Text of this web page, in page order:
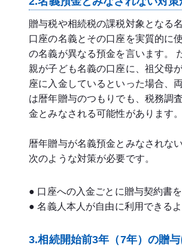
贈与税や相続税の課税対象となる
口座の名義とその口座を実質的に
の名義が異なる預金を言います。
親が子ども名義の口座に、祖父母
座に入金しているといった場合、
は暦年贈与のつもりでも、税務調
金とみなされる可能性があります。
暦年贈与が名義預金とみなされな
次のような対策が必要です。
● 口座への入金ごとに贈与契約書
● 名義人本人が自由に利用できる
3.相続開始前3年（7年）の贈